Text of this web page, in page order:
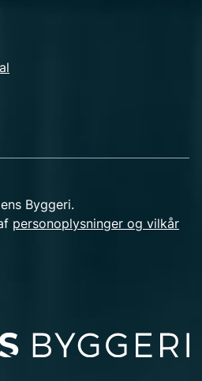
Byggeri.
personoplysninger og vilkår